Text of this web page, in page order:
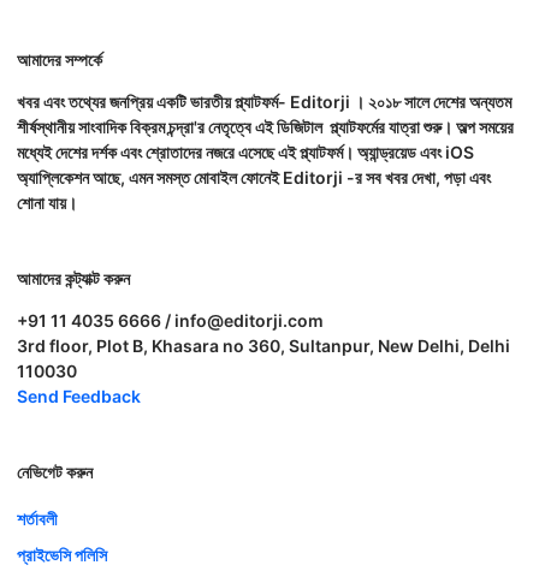
আমাদের সম্পর্কে
খবর এবং তথ্যের জনপ্রিয় একটি ভারতীয় প্ল্যাটফর্ম- Editorji । ২০১৮ সালে দেশের অন্যতম
শীর্ষস্থানীয় সাংবাদিক বিক্রম চন্দ্রা'র নেতৃত্বে এই ডিজিটাল প্ল্যাটফর্মের যাত্রা শুরু। অল্প সময়ের
মধ্যেই দেশের দর্শক এবং শ্রোতাদের নজরে এসেছে এই প্ল্যাটফর্ম। অ্যান্ড্রয়েড এবং iOS
অ্যাপ্লিকেশন আছে, এমন সমস্ত মোবাইল ফোনেই Editorji -র সব খবর দেখা, পড়া এবং
শোনা যায়।
আমাদের কন্ট্যাক্ট করুন
+91 11 4035 6666 / info@editorji.com
3rd floor, Plot B, Khasara no 360, Sultanpur, New Delhi, Delhi
110030
Send Feedback
নেভিগেট করুন
শর্তাবলী
প্রাইভেসি পলিসি